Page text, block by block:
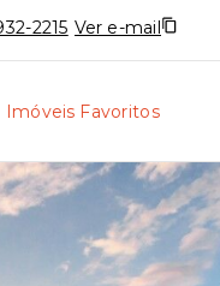
2215 Ver e-mail
Imóveis Favoritos